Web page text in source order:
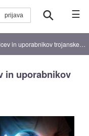
☰
uporabnikov trojanskega konja
in uporabnikov